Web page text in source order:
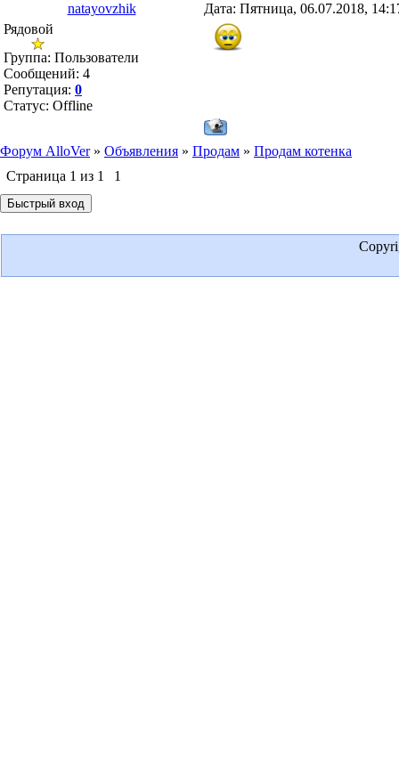
natayovzhik
Дата: Пятница, 06.07.2018,
Рядовой
Группа: Пользователи
Сообщений: 4
Репутация: 0
Статус: Offline
Форум AlloVer » Объявления » Продам » Продам котенка
Страница 1 из 1 1